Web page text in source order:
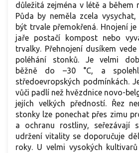
důležitá zejména v létě a během
Půda by neměla zcela
být trvale přemokřená. Hnojení
jaře postačí kompost nebo
trvalky. Přehnojení dusíkem
poléhání stonků. Je velmi
běžně do –30 °C, a
středoevropských podmínkách.
vůči padlí než hvězdnice novo-
jejích velkých předností. Řez
stonky lze ponechat přes zimu
a ochranu rostliny, seřezávají
udržení vitality se doporučuje
roky. U velmi vysokých